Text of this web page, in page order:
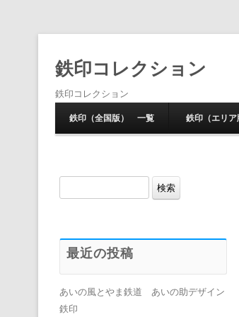
鉄印コレクション
鉄印コレクション
鉄印（全国版） 一覧 鉄印（エリ
索:
最近の投稿
あいの風とやま鉄道 あいの助デザイン
鉄印